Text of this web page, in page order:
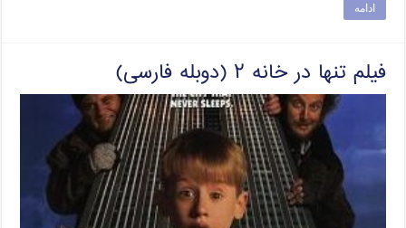
ادامه
فیلم تنها در خانه ۲ (دوبله فارسی)